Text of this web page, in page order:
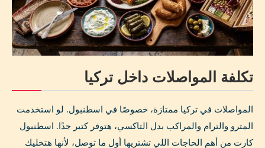
تكلفة المواصلات داخل تركيا
المواصلات في تركيا ممتازة، خصوصًا في اسطنبول. لو استخدمت
المترو والترام والمراكب بدل التاكسي، هتوفر كتير جدًا. اسطنبول
كارت من أهم الحاجات اللي تشتريها أول ما توصل، لأنها هتخليك